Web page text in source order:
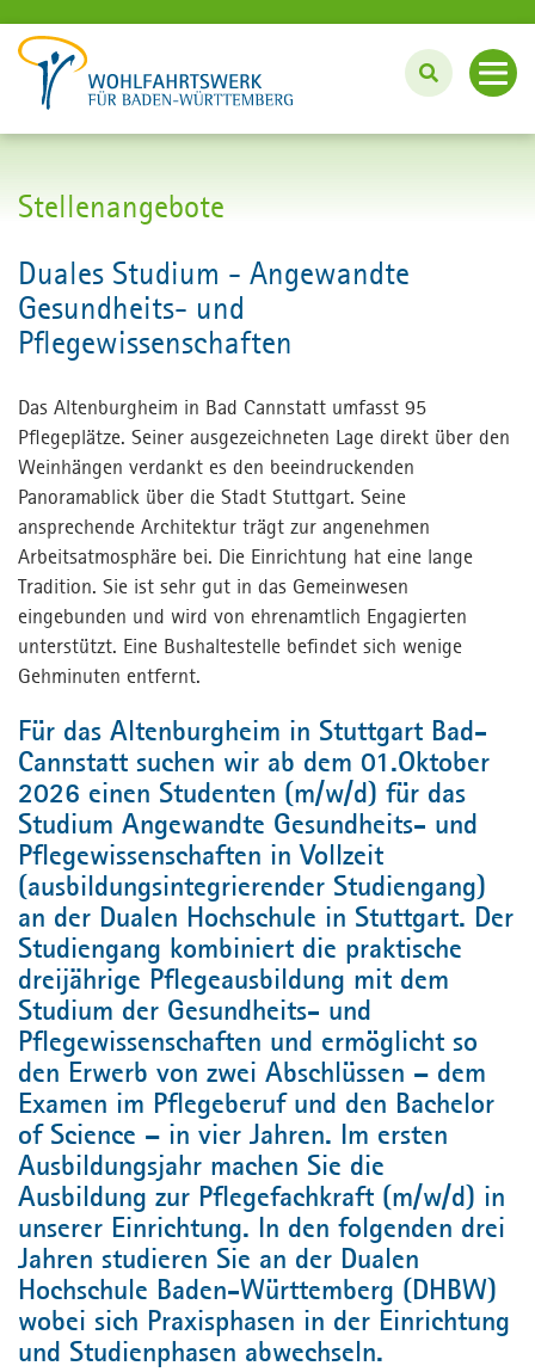
Individuell arbeiten mit PEP
Aktuelle Stellenangebote
Wohlfahrtswerk.de
Kontakt
Kontakt
Jetzt bewerben
Presse
MPortal
Interner Bereich
Stellenangebote
Duales Studium - Angewandte
Gesundheits- und
Pflegewissenschaften
Das Altenburgheim in Bad Cannstatt umfasst 95
Pflegeplätze. Seiner ausgezeichneten Lage direkt über den
Weinhängen verdankt es den beeindruckenden
Panoramablick über die Stadt Stuttgart. Seine
ansprechende Architektur trägt zur angenehmen
Arbeitsatmosphäre bei. Die Einrichtung hat eine lange
Tradition. Sie ist sehr gut in das Gemeinwesen
eingebunden und wird von ehrenamtlich Engagierten
unterstützt. Eine Bushaltestelle befindet sich wenige
Gehminuten entfernt.
Für das Altenburgheim in Stuttgart Bad-
Cannstatt suchen wir ab dem 01.Oktober
2026 einen Studenten (m/w/d) für das
Studium Angewandte Gesundheits- und
Pflegewissenschaften in Vollzeit
(ausbildungsintegrierender Studiengang)
an der Dualen Hochschule in Stuttgart. Der
Studiengang kombiniert die praktische
dreijährige Pflegeausbildung mit dem
Studium der Gesundheits- und
Pflegewissenschaften und ermöglicht so
den Erwerb von zwei Abschlüssen – dem
Examen im Pflegeberuf und den Bachelor
of Science – in vier Jahren. Im ersten
Ausbildungsjahr machen Sie die
Ausbildung zur Pflegefachkraft (m/w/d) in
unserer Einrichtung. In den folgenden drei
Jahren studieren Sie an der Dualen
Hochschule Baden-Württemberg (DHBW)
wobei sich Praxisphasen in der Einrichtung
und Studienphasen abwechseln.